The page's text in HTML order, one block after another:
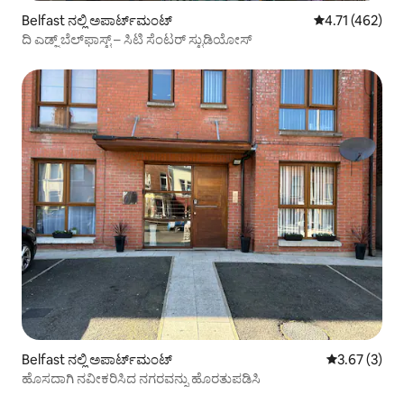
Belfast ನಲ್ಲಿ ಅಪಾರ್ಟ್‌ಮಂಟ್ 5 ರಲ್ಲಿ 4.71
4.71 (462)
ದಿ ಎಡ್ಜ್ ಬೆಲ್‌ಫಾಸ್ಟ್ – ಸಿಟಿ ಸೆಂಟರ್ ಸ್ಟುಡಿಯೋಸ್
Belfast ನಲ್ಲಿ ಅಪಾರ್ಟ್‌ಮಂಟ್ 5 ರಲ್ಲಿ 3.67
3.67 (3)
ಹೊಸದಾಗಿ ನವೀಕರಿಸಿದ ನಗರವನ್ನು ಹೊರತುಪಡಿಸಿ